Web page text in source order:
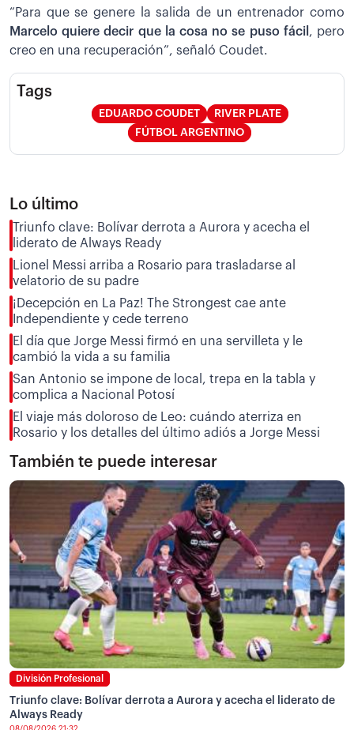
“Para que se genere la salida de un entrenador como
Marcelo quiere decir que la cosa no se puso fácil , pero
creo en una recuperación”, señaló Coudet.
Tags
EDUARDO COUDET
RIVER PLATE
FÚTBOL ARGENTINO
Lo último
Triunfo clave: Bolívar derrota a Aurora y acecha el
liderato de Always Ready
Lionel Messi arriba a Rosario para trasladarse al
velatorio de su padre
¡Decepción en La Paz! The Strongest cae ante
Independiente y cede terreno
El día que Jorge Messi firmó en una servilleta y le
cambió la vida a su familia
San Antonio se impone de local, trepa en la tabla y
complica a Nacional Potosí
El viaje más doloroso de Leo: cuándo aterriza en
Rosario y los detalles del último adiós a Jorge Messi
También te puede interesar
División Profesional
Triunfo clave: Bolívar derrota a Aurora y acecha el liderato de
Always Ready